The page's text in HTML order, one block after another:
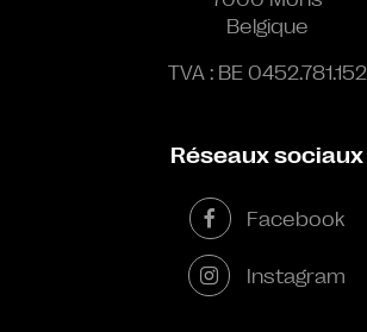
Belgique
TVA : BE 0452.781.152
Réseaux sociaux
Facebook
Instagram